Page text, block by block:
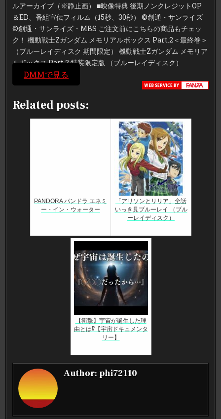
ルアーカイブ（※静止画） ■映像特典 後期ノンクレジットOP
＆ED、番組宣伝フィルム（15秒、30秒） ©創通・サンライズ
©創通・サンライズ・MBS ご注文前にこちらの商品もチェッ
ク！ 機動戦士Zガンダム メモリアルボックス Part.2＜最終巻＞
（ブルーレイディスク 期間限定） 機動戦士Zガンダム メモリア
ルボックス Part.2 特装限定版 （ブルーレイディスク）
DMMで見る
Related posts:
PANDORA パンドラ エネミ
ー・イン・ウォーター
「アリソンとリリア」全話
いっき見ブルーレイ （ブル
ーレイディスク）
【衝撃】宇宙が誕生した理
由とは⁉【宇宙ドキュメンタ
リー】
Author: phi72110